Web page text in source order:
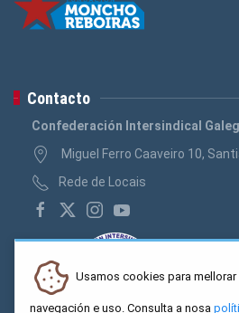
Contacto
Confederación Intersindical
Miguel Ferro Caaveiro 10,
Rede de Locais
Usamos cookies para mellorar
navegación e uso. Consulta a nosa